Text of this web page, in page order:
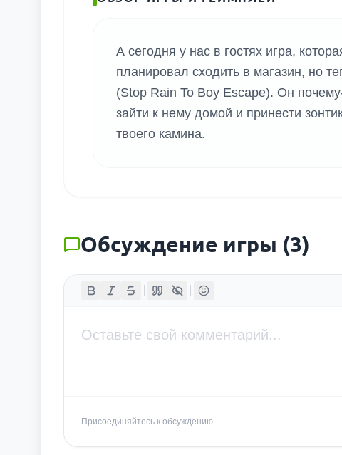
А сегодня у нас в гостях игра,
планировал сходить в магазин, но
(Stop Rain To Boy Escape). Он
зайти к нему домой и принести
твоего камина.
Обсуждение игры (3)
Присоединяйтесь к обсуждению...